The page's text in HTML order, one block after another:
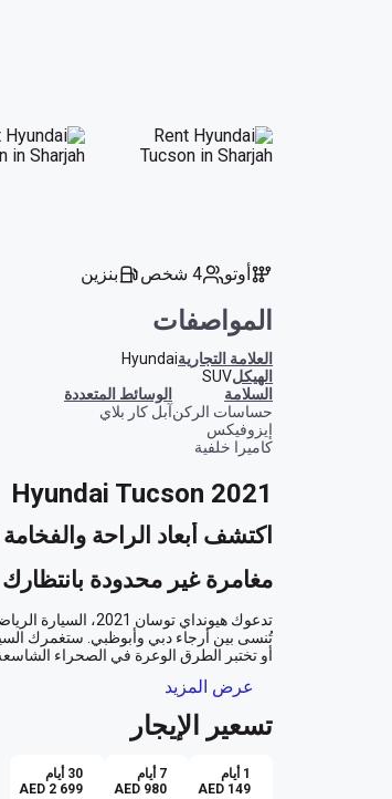
أوتو 4 شخص بنزين
المواصفات
العلامة التجاريةHyundai
الهيكلSUV
السلامة
حساسات الركن
إيزوفيكس
كاميرا خلفية
الوسائط المتعددة
آبل كار بلاي
Hyundai Tucson 2021
اكتشف أبعاد الراحة والفخامة
مغامرة غير محدودة بانتظارك
راحة تتجاوز التوقعات
عرض المزيد
تسعير الإيجار
1 أيام
AED 149
7 أيام
AED 980
30 أيام
AED 2 699